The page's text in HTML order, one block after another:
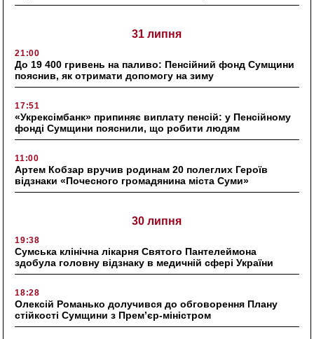
31 липня
21:00
До 19 400 гривень на паливо: Пенсійний фонд Сумщини
пояснив, як отримати допомогу на зиму
17:51
«Укрексімбанк» припиняє виплату пенсій: у Пенсійному
фонді Сумщини пояснили, що робити людям
11:00
Артем Кобзар вручив родинам 20 полеглих Героїв
відзнаки «Почесного громадянина міста Суми»
30 липня
19:38
Сумська клінічна лікарня Святого Пантелеймона
здобула головну відзнаку в медичній сфері України
18:28
Олексій Романько долучився до обговорення Плану
стійкості Сумщини з Прем’єр-міністром